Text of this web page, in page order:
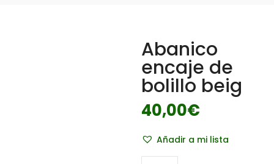
Abanico
encaje de
bolillo beig
40,00€
Añadir a mi lista